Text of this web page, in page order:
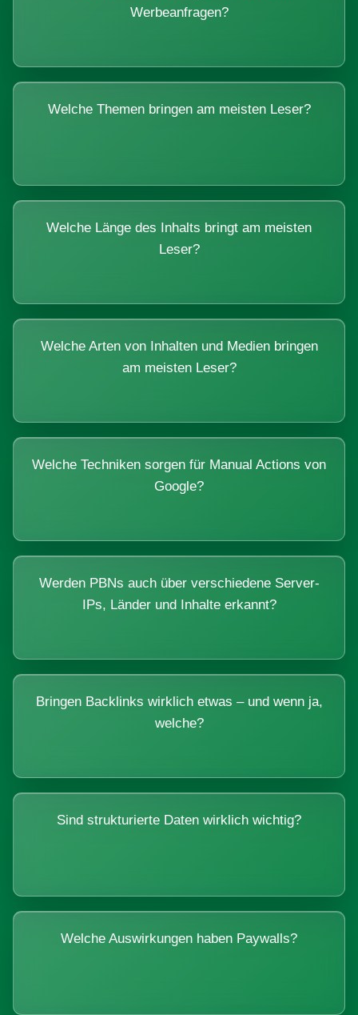
Werbeanfragen?
Welche Themen bringen am meisten Leser?
Welche Länge des Inhalts bringt am meisten
Leser?
Welche Arten von Inhalten und Medien bringen
am meisten Leser?
Welche Techniken sorgen für Manual Actions von
Google?
Werden PBNs auch über verschiedene Server-
IPs, Länder und Inhalte erkannt?
Bringen Backlinks wirklich etwas – und wenn ja,
welche?
Sind strukturierte Daten wirklich wichtig?
Welche Auswirkungen haben Paywalls?